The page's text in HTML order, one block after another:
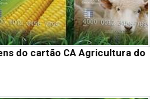
do cartão CA Agricultura do